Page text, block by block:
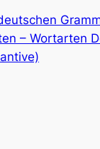
– Wortarten